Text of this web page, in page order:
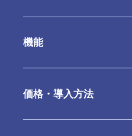
desknetʼs NEOの特長
クラウド版の特長
機能
基本機能一覧
価格・導入方法